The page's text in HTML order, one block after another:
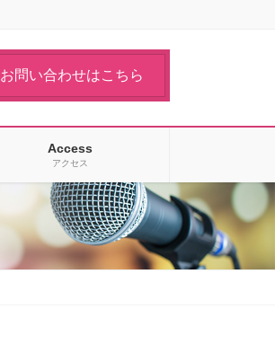
お問い合わせはこちら
Access
アクセス